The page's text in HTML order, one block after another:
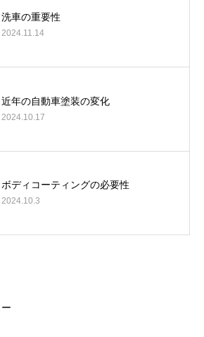
洗車の重要性
2024.11.14
近年の自動車塗装の変化
2024.10.17
ボディコーティングの必要性
2024.10.3